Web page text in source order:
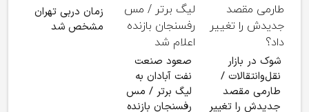
شوک در بازار
نقل‌وانتقالات /
طارمی مقصد
جدیدش را تغییر
صعود صنعت
نفت آبادان به
لیگ برتر / مس
رفسنجان بازنده
زمان دربی تهران
مشخص شد